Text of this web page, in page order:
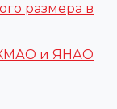
размера в
ХМАО и ЯНАО